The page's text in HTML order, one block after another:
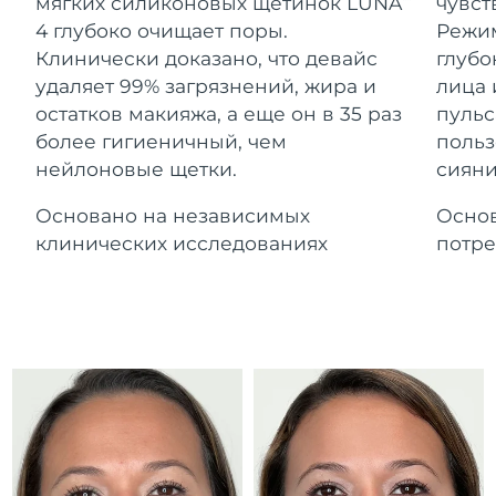
4 глубоко очищает поры.
Клинически доказано, что девайс
удаляет 99% загрязнений, жира и
остатков макияжа, а еще он в 35 раз
более гигиеничный, чем
нейлоновые щетки.
Основано на независимых
клинических исследованиях
лица
For healthy hair
Косметика Для мужчин
Купить
Гибралтар
Ожидаемая дата доставки
12/8/26
Греция
Ожидаемая дата доставки
Гонконг (САР)
Ожидаемая дата доставки
9/8/26
Венгрия
Ожидаемая дата доставки
Ирландия
Ожидаемая дата доставки
8/8/26
о-в Мэн
Ожидаемая дата доставки